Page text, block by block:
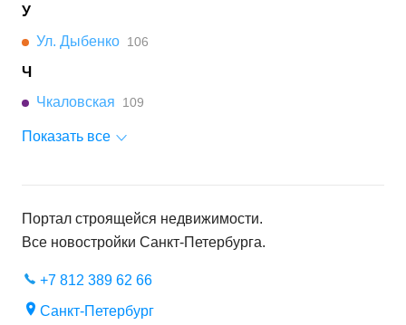
У
Ул. Дыбенко 106
Ч
Чкаловская
109
Показать все
Портал строящейся недвижимости.
Все новостройки Санкт-Петербурга.
+7 812 389 62 66
Санкт-Петербург